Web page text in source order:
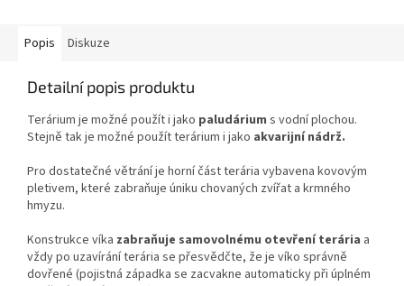
Popis Diskuze
Detailní popis produktu
Terárium je možné použít i jako paludárium s vodní plochou.
Stejně tak je možné použít terárium i jako akvarijní nádrž.
Pro dostatečné větrání je horní část terária vybavena kovovým
pletivem, které zabraňuje úniku chovaných zvířat a krmného
hmyzu.
Konstrukce víka zabraňuje samovolnému otevření terária a
vždy po uzavírání terária se přesvědčte, že je víko správně
dovřené (pojistná západka se zacvakne automaticky při úplném